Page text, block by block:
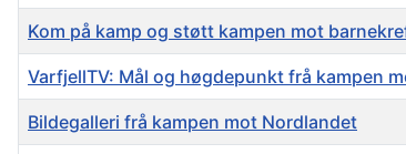
Kom på kamp og støtt kampen mot
VarfjellTV: Mål og høgdepunkt frå kampen
Bildegalleri frå kampen mot Nordlandet